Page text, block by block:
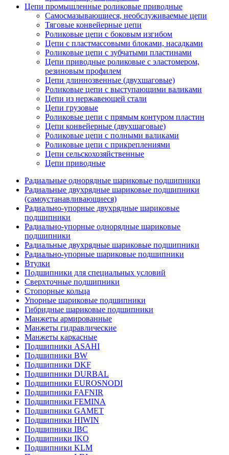
Цепи промышленные роликовые приводные
Самосмазывающиеся, необслуживаемые цепи
Тяговые конвейерные цепи
Роликовые цепи с боковым изгибом
Цепи с пластмассовыми блоками, насадками
Роликовые цепи с зубчатыми пластинами
Цепи приводные роликовые с эластомером,
резиновым профилем
Цепи длиннозвенные (двухшаговые)
Роликовые цепи с выступающими валиками
Цепи из нержавеющей стали
Цепи грузовые
Роликовые цепи с прямым контуром пластин
Цепи конвейерные (двухшаговые)
Роликовые цепи с полными валиками
Роликовые цепи с прикреплениями
Цепи сельскохозяйственные
Цепи приводные
Радиальные однорядные шариковые подшипники
Радиальные двухрядные шариковые подшипники
(самоустанавливающиеся)
Радиально-упорные двухрядные шариковые
подшипники
Радиально-упорные однорядные шариковые
подшипники
Радиальные двухрядные шариковые подшипники
Радиально-упорные шариковые подшипники
Втулки
Подшипники для специальных условий
Сверхточные подшипники
Стопорные кольца
Упорные шариковые подшипники
Гибридные шариковые подшипники
Манжеты армированные
Манжеты гидравлические
Манжеты каркасные
Подшипники ASAHI
Подшипники BW
Подшипники DKF
Подшипники DURBAL
Подшипники EUROSNODI
Подшипники FAFNIR
Подшипники FEMINA
Подшипники GAMET
Подшипники HIWIN
Подшипники IBC
Подшипники IKO
Подшипники KLM